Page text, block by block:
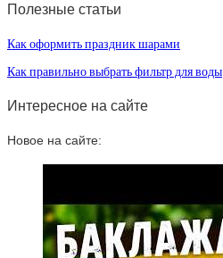
Полезные статьи
Как оформить праздник шарами
Как правильно выбрать фильтр для воды
Интересное на сайте
Новое на сайте: